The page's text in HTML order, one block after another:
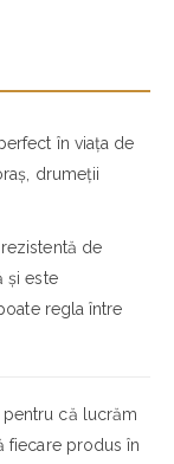
în viața de
drumeții
de
și este
regla între
pentru că lucrăm
fiecare produs în